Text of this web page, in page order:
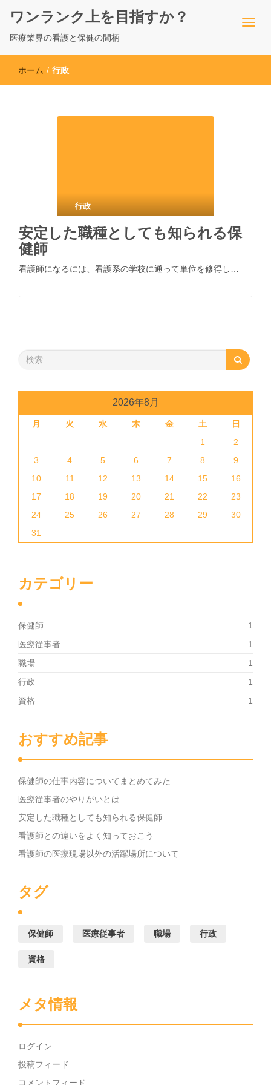
ワンランク上を目指すか？
医療業界の看護と保健の間柄
ホーム / 行政
行政
安定した職種としても知られる保
健師
看護師になるには、看護系の学校に通って単位を修得し…
2026年8月
月 火 水 木 金 土
日
1
2
3
4 5 6 7 8
9
10
11 12 13 14 15
16
17
18 19 20 21 22
23
24
25 26 27 28 29
30
31
カテゴリー
保健師
1
医療従事者
1
職場
1
行政
1
資格
1
おすすめ記事
保健師の仕事内容についてまとめてみた
医療従事者のやりがいとは
安定した職種としても知られる保健師
看護師との違いをよく知っておこう
看護師の医療現場以外の活躍場所について
タグ
保健師 医療従事者 職場 行政
資格
メタ情報
ログイン
投稿フィード
コメントフィード